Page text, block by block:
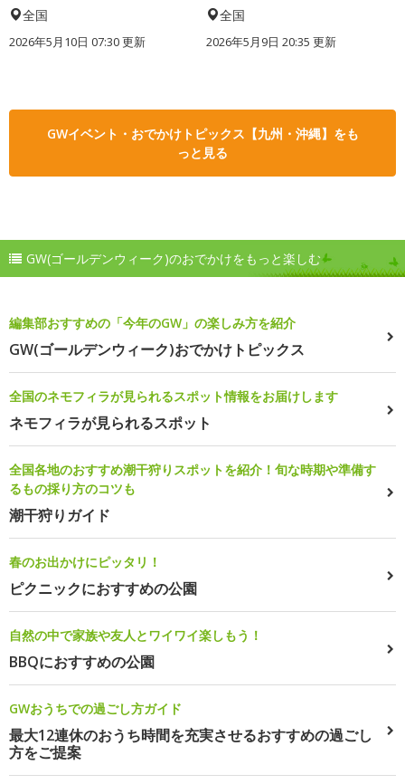
全国
2026年5月10日 07:30 更新
全国
2026年5月9日 20:35 更新
GWイベント・おでかけトピックス【九州・沖縄】をも
っと見る
GW(ゴールデンウィーク)のおでかけをもっと楽しむ
編集部おすすめの「今年のGW」の楽しみ方を紹介
GW(ゴールデンウィーク)おでかけトピックス
全国のネモフィラが見られるスポット情報をお届けします
ネモフィラが見られるスポット
全国各地のおすすめ潮干狩りスポットを紹介！旬な時期や準備す
るもの採り方のコツも
潮干狩りガイド
春のお出かけにピッタリ！
ピクニックにおすすめの公園
自然の中で家族や友人とワイワイ楽しもう！
BBQにおすすめの公園
GWおうちでの過ごし方ガイド
最大12連休のおうち時間を充実させるおすすめの過ごし
方をご提案